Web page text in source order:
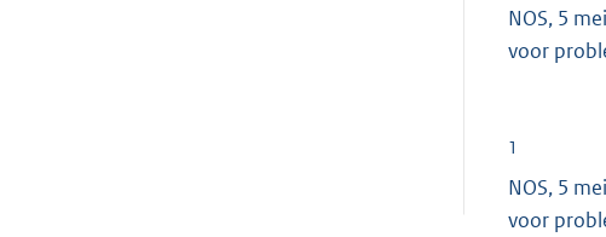
NOS, 5
voor
1
NOS, 5
voor